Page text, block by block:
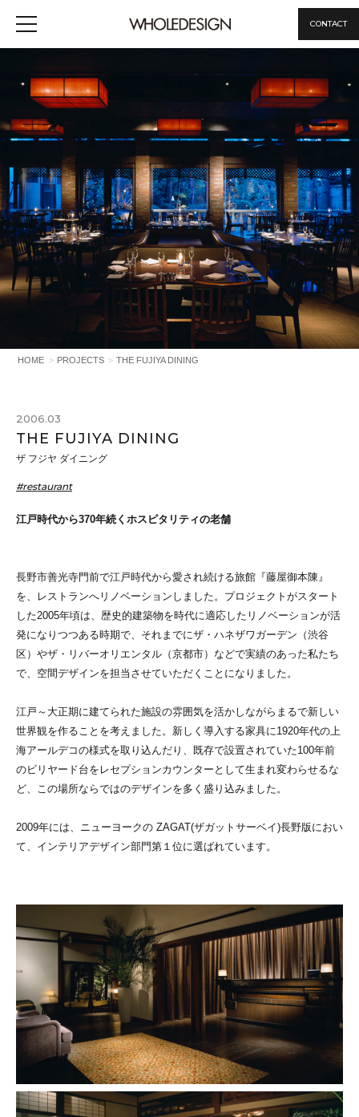
CONTACT
HOME PROJECTS THE FUJIYA DINING
2006.03
THE FUJIYA DINING
ザ フジヤ ダイニング
#restaurant
江戸時代から370年続くホスピタリティの老舗
長野市善光寺門前で江戸時代から愛され続ける旅館『藤屋御本陳』
を、レストランへリノベーションしました。プロジェクトがスタート
した2005年頃は、歴史的建築物を時代に適応したリノベーションが活
発になりつつある時期で、それまでにザ・ハネザワガーデン（渋谷
区）やザ・リバーオリエンタル（京都市）などで実績のあった私たち
で、空間デザインを担当させていただくことになりました。
江戸～大正期に建てられた施設の雰囲気を活かしながらまるで新しい
世界観を作ることを考えました。新しく導入する家具に1920年代の上
海アールデコの様式を取り込んだり、既存で設置されていた100年前
のビリヤード台をレセプションカウンターとして生まれ変わらせるな
ど、この場所ならではのデザインを多く盛り込みました。
2009年には、ニューヨークの ZAGAT(ザガットサーベイ)長野版におい
て、インテリアデザイン部門第１位に選ばれています。